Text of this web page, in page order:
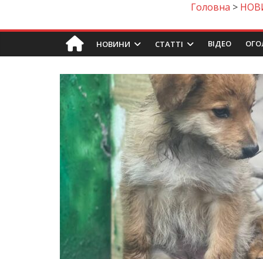
Головна >
НОВИНИ СТАТТІ ВIДЕО